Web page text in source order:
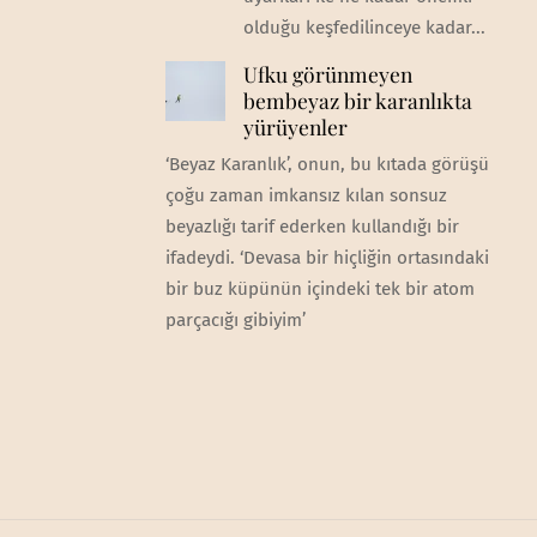
olduğu keşfedilinceye kadar...
Ufku görünmeyen
bembeyaz bir karanlıkta
yürüyenler
‘Beyaz Karanlık’, onun, bu kıtada görüşü
çoğu zaman imkansız kılan sonsuz
beyazlığı tarif ederken kullandığı bir
ifadeydi. ‘Devasa bir hiçliğin ortasındaki
bir buz küpünün içindeki tek bir atom
parçacığı gibiyim’